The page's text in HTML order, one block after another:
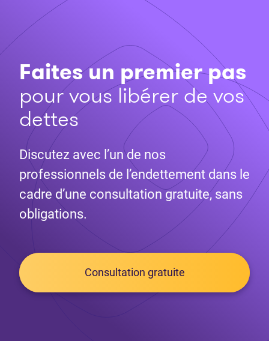
Faites un premier pas
pour vous libérer de vos
dettes
Discutez avec l’un de nos
professionnels de l’endettement dans le
cadre d’une consultation gratuite, sans
obligations.
Consultation gratuite